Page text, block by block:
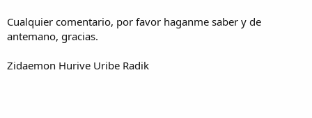
Cualquier comentario, por favor haganme saber y de
antemano, gracias.
Zidaemon Hurive Uribe Radik